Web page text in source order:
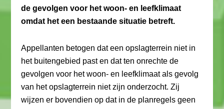
de gevolgen voor het woon- en leefklimaat
omdat het een bestaande situatie betreft.
Appellanten betogen dat een opslagterrein niet in
het buitengebied past en dat ten onrechte de
gevolgen voor het woon- en leefklimaat als gevolg
van het opslagterrein niet zijn onderzocht. Zij
wijzen er bovendien op dat in de planregels geen